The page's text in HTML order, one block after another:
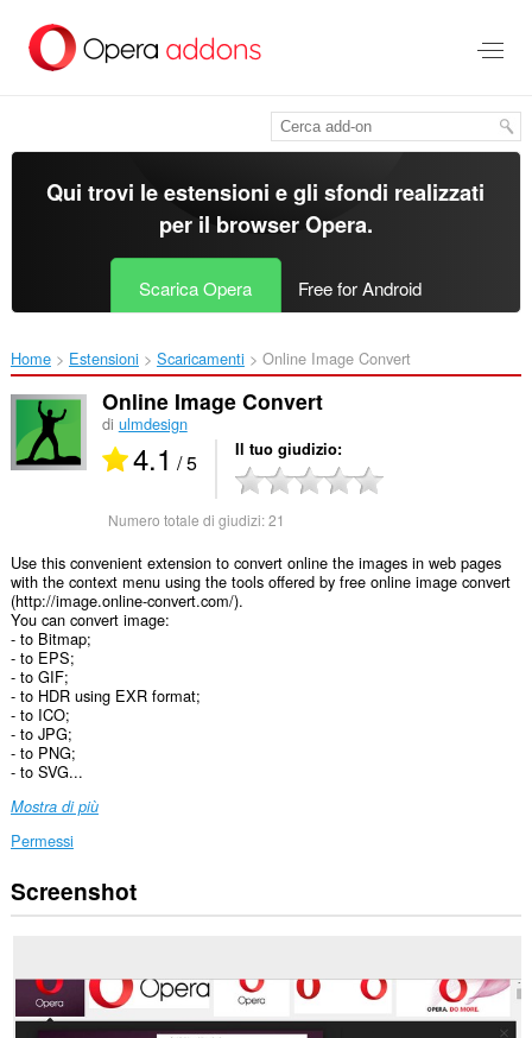
contenuto
Qui trovi le estensioni e gli sfondi realizzati
per il browser Opera.
Scarica Opera Free for Android
Home Estensioni Scaricamenti Online Image Convert‎
Online Image Convert
di ulmdesign
4.1 / 5 Il tuo giudizio
Numero totale di giudizi:21
Use this convenient extension to convert online the images in web pages
with the context menu using the tools offered by free online image convert
(http://image.online-convert.com/).
You can convert image:
- to Bitmap;
- to EPS;
- to GIF;
- to HDR using EXR format;
- to ICO;
- to JPG;
- to PNG;
- to SVG...
Mostra di più
Permessi
Questa
estensione
tuoi
su
Screenshot